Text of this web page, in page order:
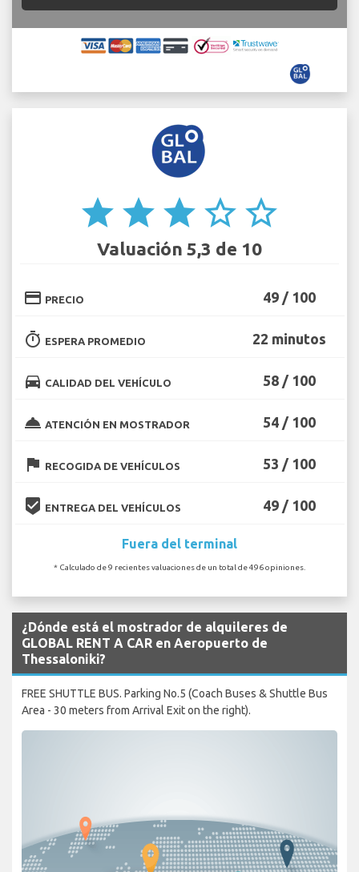
star star star star_border star_border
Valuación 5,3 de 10
credit_card PRECIO 49 / 100
timer ESPERA PROMEDIO 22 minutos
directions_car CALIDAD DEL VEHÍCULO 58 / 100
room_service ATENCIÓN EN MOSTRADOR 54 / 100
flag RECOGIDA DE VEHÍCULOS 53 / 100
beenhere ENTREGA DEL VEHÍCULOS 49 / 100
Fuera del terminal
* Calculado de 9 recientes valuaciones de un total de 496 opiniones.
¿Dónde está el mostrador de alquileres de
GLOBAL RENT A CAR en Aeropuerto de
Thessaloniki?
FREE SHUTTLE BUS. Parking No.5 (Coach Buses & Shuttle Bus
Area - 30 meters from Arrival Exit on the right).